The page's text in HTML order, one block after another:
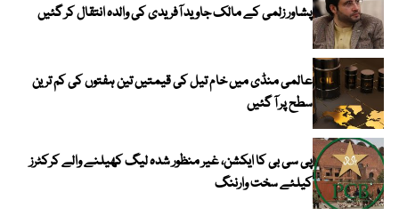
پشاور زلمی کے مالک جاوید آفریدی کی والدہ انتقال کر گئیں
عالمی منڈی میں خام تیل کی قیمتیں تین ہفتوں کی کم ترین
سطح پر آ گئیں
پی سی بی کا ایکشن، غیر منظور شدہ لیگ کھیلنے والے کرکٹرز
کیلئے سخت وارننگ